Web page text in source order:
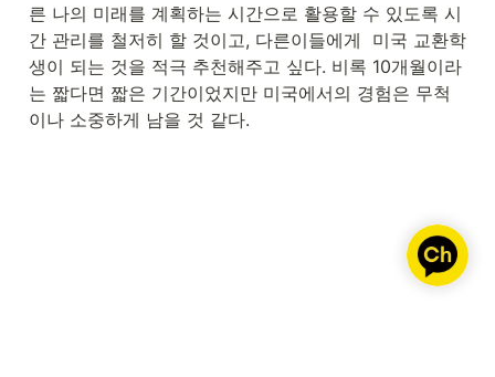
른 나의 미래를 계획하는 시간으로 활용할 수 있도록 시
간 관리를 철저히 할 것이고, 다른이들에게  미국 교환학
생이 되는 것을 적극 추천해주고 싶다. 비록 10개월이라
는 짧다면 짧은 기간이었지만 미국에서의 경험은 무척
이나 소중하게 남을 것 같다.